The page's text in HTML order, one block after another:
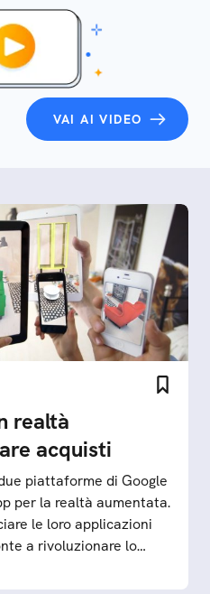
VAI AI VIDEO
realtà
acquisti
piattaforme di Google
per la realtà aumentata.
le loro applicazioni
a rivoluzionare lo